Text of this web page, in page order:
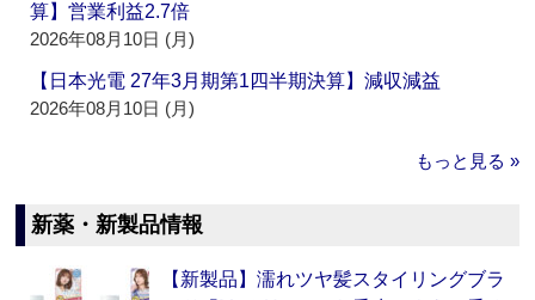
算】営業利益2.7倍
2026年08月10日 (月)
【日本光電 27年3月期第1四半期決算】減収減益
2026年08月10日 (月)
もっと見る »
新薬・新製品情報
【新製品】濡れツヤ髪スタイリングブラ